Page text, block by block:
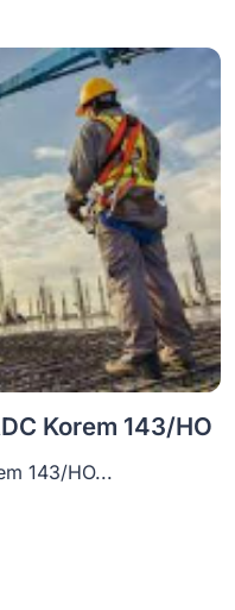
Korem 143/HO
143/HO...